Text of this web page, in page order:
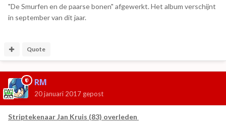
"De Smurfen en de paarse bonen" afgewerkt. Het album verschijnt
in september van dit jaar.
Quote
RM
20 januari 2017 gepost
Striptekenaar Jan Kruis (83) overleden